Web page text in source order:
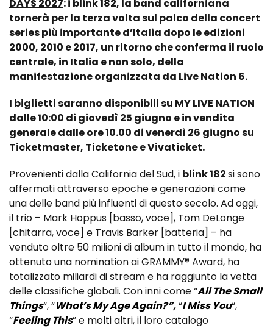
DAYS 2027: i blink 182, la band californiana
tornerà per la terza volta sul palco della concert
series più importante d’Italia dopo le edizioni
2000, 2010 e 2017, un ritorno che conferma il ruolo
centrale, in Italia e non solo, della
manifestazione organizzata da Live Nation 6.
I biglietti saranno disponibili su MY LIVE NATION
dalle 10:00 di giovedì 25 giugno e in vendita
generale dalle ore 10.00 di venerdì 26 giugno su
Ticketmaster, Ticketone e Vivaticket.
Provenienti dalla California del Sud, i blink 182si sono
affermati attraverso epoche e generazioni come
una delle band più influenti di questo secolo. Ad oggi,
il trio – Mark Hoppus [basso, voce], Tom DeLonge
[chitarra, voce] e Travis Barker [batteria] – ha
venduto oltre 50 milioni di album in tutto il mondo, ha
ottenuto una nomination ai GRAMMY® Award, ha
totalizzato miliardi di stream e ha raggiunto la vetta
delle classifiche globali. Con inni come “All The Small
Things“, “What’s My Age Again?”,“I Miss You“,
“Feeling This” e molti altri, il loro catalogo